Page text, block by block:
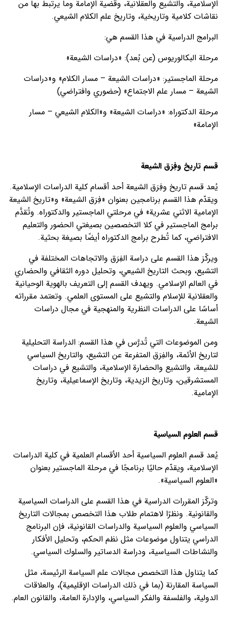
الإسلامية، والتشيع والعقلانية، وقضية الإمامة وما يرتبط بها من
نقاشات كلامية وتاريخية، وتاريخ علم الكلام الشيعي.
البرامج الدراسية في هذا القسم هي:
مرحلة البكالوريوس (عن بُعد): «دراسات الشيعة»
مرحلة الماجستير: «دراسات الشيعة – مسار الكلام» و«دراسات
الشيعة – مسار علم الاجتماع» (حضوري وافتراضي)
مرحلة الدكتوراه: «دراسات الشيعة» و«الكلام الشيعي – مسار
الإمامة»
قسم تاريخ وفِرَق الشيعة
يُعد قسم تاريخ وفِرَق الشيعة أحد أقسام كلية الدراسات الإسلامية.
ويقدّم هذا القسم برنامجين بعنوان «فِرَق الشيعة» و«تاريخ الشيعة
الإمامية الاثني عشرية» في مرحلتي الماجستير والدكتوراه. وتُقدَّم
برامج الماجستير في كلا التخصصين بصيغتي الحضور والتعليم
الافتراضي، كما تُطرح برامج الدكتوراه أيضًا بصيغة بحثية.
ويركّز هذا القسم على دراسة الفِرَق والاتجاهات المختلفة في
التشيع، وبحث التاريخ الشيعي، وتحليل دوره الثقافي والحضاري
في العالم الإسلامي. ويهدف القسم إلى التعريف بالهوية الوحيانية
والعقلانية للإسلام والتشيع على المستوى العلمي. وتعتمد مقرراته
أساسًا على الدراسات النظرية والمنهجية في مجال دراسات
الشيعة.
ومن الموضوعات التي تُدرَّس في هذا القسم: الدراسة التحليلية
لتاريخ الأئمة، والفِرَق المتفرعة عن التشيع، والتاريخ السياسي
للشيعة، والتشيع والحضارة الإسلامية، والتشيع في دراسات
المستشرقين، وتاريخ الزيدية، وتاريخ الإسماعيلية، وتاريخ
الإمامية.
قسم العلوم السياسية
يُعد قسم العلوم السياسية أحد الأقسام العلمية في كلية الدراسات
الإسلامية، ويقدّم حاليًا برنامجًا في مرحلة الماجستير بعنوان
«العلوم السياسية».
وتركّز المقررات الدراسية في هذا القسم على الدراسات السياسية
والقانونية. ونظرًا لاهتمام طلاب هذا التخصص بمجالات التاريخ
السياسي والعلوم السياسية والدراسات القانونية، فإن البرنامج
الدراسي يتناول موضوعات مثل نظم الحكم، وتحليل الأفكار
والنشاطات السياسية، ودراسة الدساتير والسلوك السياسي.
كما يتناول هذا التخصص مجالات علم السياسة الرئيسة، مثل
السياسة المقارنة (بما في ذلك الدراسات الإقليمية)، والعلاقات
الدولية، والفلسفة والفكر السياسي، والإدارة العامة، والقانون العام.